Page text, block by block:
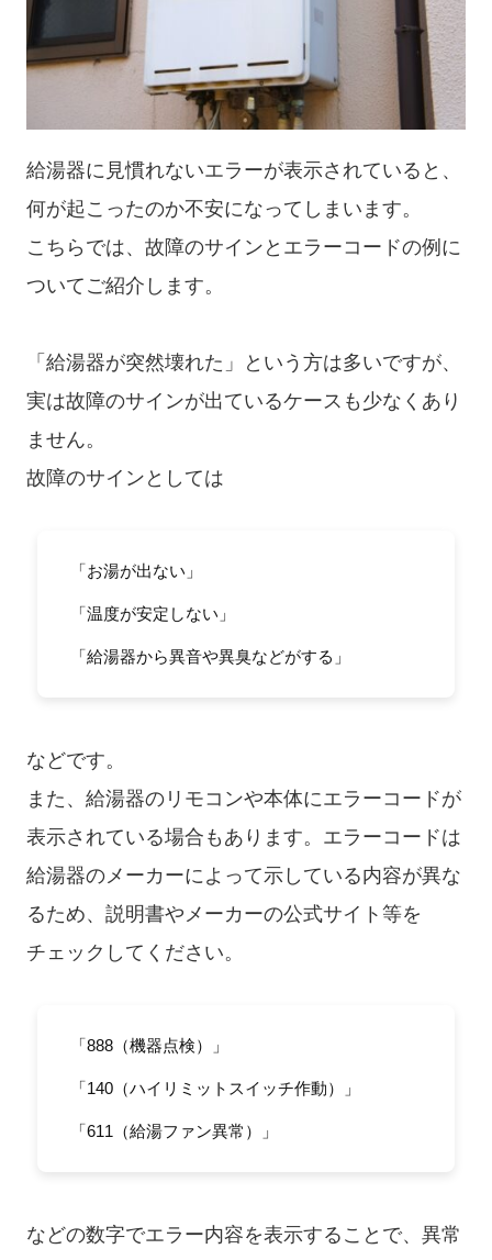
給湯器に見慣れないエラーが表示されていると、
何が起こったのか不安になってしまいます。
こちらでは、故障のサインとエラーコードの例に
ついてご紹介します。
「給湯器が突然壊れた」という方は多いですが、
実は故障のサインが出ているケースも少なくあり
ません。
故障のサインとしては
「お湯が出ない」
「温度が安定しない」
「給湯器から異音や異臭などがする」
などです。
また、給湯器のリモコンや本体にエラーコードが
表示されている場合もあります。エラーコードは
給湯器のメーカーによって示している内容が異な
るため、説明書やメーカーの公式サイト等を
チェックしてください。
「888（機器点検）」
「140（ハイリミットスイッチ作動）」
「611（給湯ファン異常）」
などの数字でエラー内容を表示することで、異常